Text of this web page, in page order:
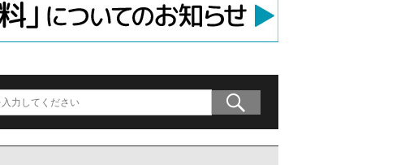
ター
リート等用アンカー
2×4の木材専用連結金具